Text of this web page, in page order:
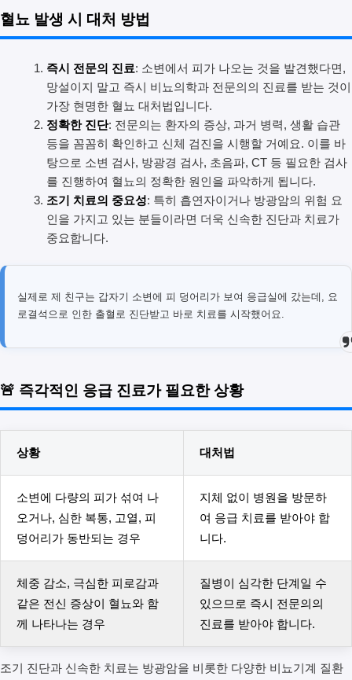
혈뇨 발생 시 대처 방법
즉시 전문의 진료: 소변에서 피가 나오는 것을 발견했다면,
망설이지 말고 즉시 비뇨의학과 전문의의 진료를 받는 것이
가장 현명한 혈뇨 대처법입니다.
정확한 진단: 전문의는 환자의 증상, 과거 병력, 생활 습관
등을 꼼꼼히 확인하고 신체 검진을 시행할 거예요. 이를 바
탕으로 소변 검사, 방광경 검사, 초음파, CT 등 필요한 검사
를 진행하여 혈뇨의 정확한 원인을 파악하게 됩니다.
조기 치료의 중요성: 특히 흡연자이거나 방광암의 위험 요
인을 가지고 있는 분들이라면 더욱 신속한 진단과 치료가
중요합니다.
실제로 제 친구는 갑자기 소변에 피 덩어리가 보여 응급실에 갔는데, 요
로결석으로 인한 출혈로 진단받고 바로 치료를 시작했어요.
🚨 즉각적인 응급 진료가 필요한 상황
상황 대처법
소변에 다량의 피가 섞여 나
오거나, 심한 복통, 고열, 피
덩어리가 동반되는 경우
지체 없이 병원을 방문하
여 응급 치료를 받아야 합
니다.
체중 감소, 극심한 피로감과
같은 전신 증상이 혈뇨와 함
께 나타나는 경우
질병이 심각한 단계일 수
있으므로 즉시 전문의의
진료를 받아야 합니다.
조기 진단과 신속한 치료는 방광암을 비롯한 다양한 비뇨기계 질환